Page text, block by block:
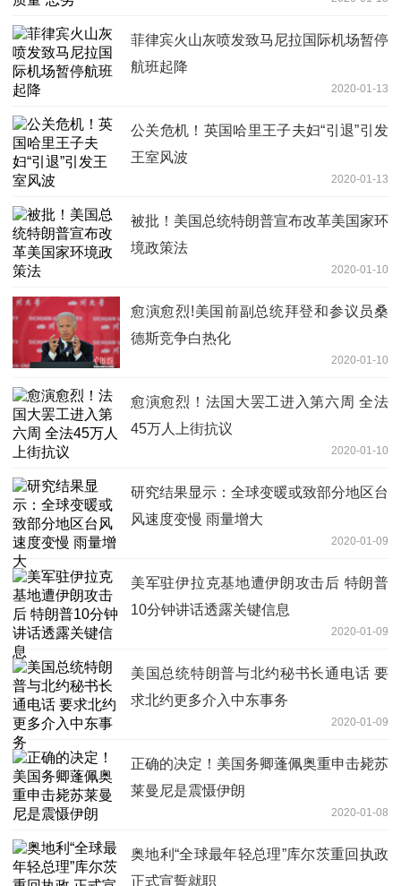
菲律宾火山灰喷发致马尼拉国际机场暂停
航班起降
2020-01-13
公关危机！英国哈里王子夫妇“引退”引发
王室风波
2020-01-13
被批！美国总统特朗普宣布改革美国家环
境政策法
2020-01-10
愈演愈烈!美国前副总统拜登和参议员桑
德斯竞争白热化
2020-01-10
愈演愈烈！法国大罢工进入第六周 全法
45万人上街抗议
2020-01-10
研究结果显示：全球变暖或致部分地区台
风速度变慢 雨量增大
2020-01-09
美军驻伊拉克基地遭伊朗攻击后 特朗普
10分钟讲话透露关键信息
2020-01-09
美国总统特朗普与北约秘书长通电话 要
求北约更多介入中东事务
2020-01-09
正确的决定！美国务卿蓬佩奥重申击毙苏
莱曼尼是震慑伊朗
2020-01-08
奥地利“全球最年轻总理”库尔茨重回执政
正式宣誓就职